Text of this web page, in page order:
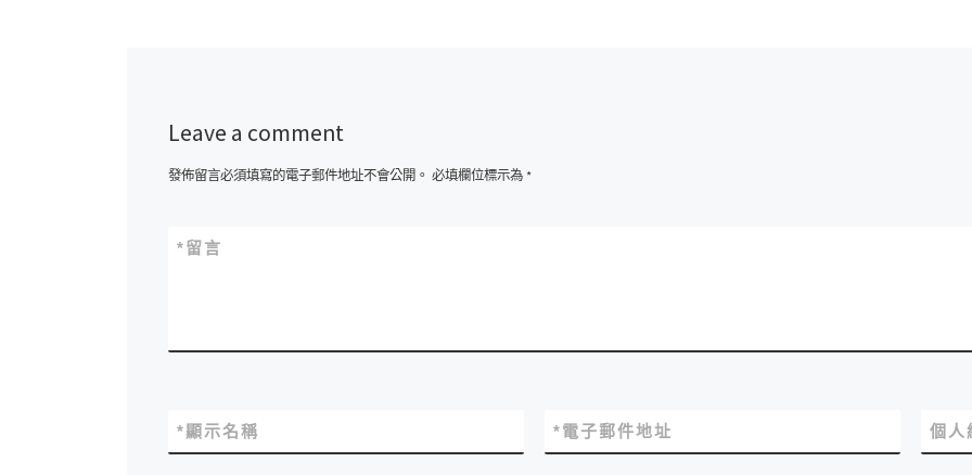
Leave a comment
發佈留言必須填寫的電子郵件地址不會公開。 必填欄位標示為 *
留言
*
顯示名稱
* 電子郵件地址
* 個人